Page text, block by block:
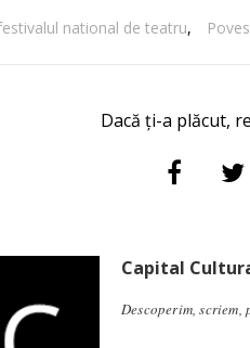
national de teatru,
Dacă ți-a plăcut,
Capital
Descoperim,